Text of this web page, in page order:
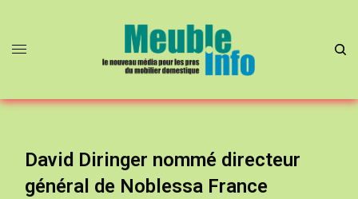
David Diringer nommé directeur
général de Noblessa France